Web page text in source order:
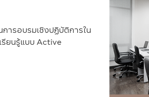
ารอบรมเชิงปฏิบัติการใน
ยนรู้แบบ Active